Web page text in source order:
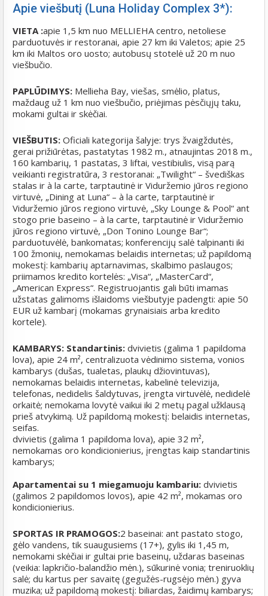
Apie viešbutį (Luna Holiday Complex 3*):
VIETA :apie 1,5 km nuo MELLIEHA centro, netoliese
parduotuvės ir restoranai, apie 27 km iki Valetos; apie 25
km iki Maltos oro uosto; autobusų stotelė už 20 m nuo
viešbučio.
PAPLŪDIMYS: Mellieha Bay, viešas, smėlio, platus,
maždaug už 1 km nuo viešbučio, priėjimas pėsčiųjų taku,
mokami gultai ir skėčiai.
VIEŠBUTIS: Oficiali kategorija šalyje: trys žvaigždutės,
gerai prižiūrėtas, pastatytas 1982 m., atnaujintas 2018 m.,
160 kambarių, 1 pastatas, 3 liftai, vestibiulis, visą parą
veikianti registratūra, 3 restoranai: „Twilight“ – švediškas
stalas ir à la carte, tarptautinė ir Viduržemio jūros regiono
virtuvė, „Dining at Luna“ – à la carte, tarptautinė ir
Viduržemio jūros regiono virtuvė, „Sky Lounge & Pool“ ant
stogo prie baseino – à la carte, tarptautinė ir Viduržemio
jūros regiono virtuvė, „Don Tonino Lounge Bar“;
parduotuvėlė, bankomatas; konferencijų salė talpinanti iki
100 žmonių, nemokamas belaidis internetas; už papildomą
mokestį: kambarių aptarnavimas, skalbimo paslaugos;
priimamos kredito kortelės: „Visa“, „MasterCard“,
„American Express“. Registruojantis gali būti imamas
užstatas galimoms išlaidoms viešbutyje padengti: apie 50
EUR už kambarį (mokamas grynaisiais arba kredito
kortele).
KAMBARYS: Standartinis: dvivietis (galima 1 papildoma
lova), apie 24 m², centralizuota vėdinimo sistema, vonios
kambarys (dušas, tualetas, plaukų džiovintuvas),
nemokamas belaidis internetas, kabelinė televizija,
telefonas, nedidelis šaldytuvas, įrengta virtuvėlė, nedidelė
orkaitė; nemokama lovytė vaikui iki 2 metų pagal užklausą
prieš atvykimą. Už papildomą mokestį: belaidis internetas,
seifas.
dvivietis (galima 1 papildoma lova), apie 32 m²,
nemokamas oro kondicionierius, įrengtas kaip standartinis
kambarys;
Apartamentai su 1 miegamuoju kambariu: dvivietis
(galimos 2 papildomos lovos), apie 42 m², mokamas oro
kondicionierius.
SPORTAS IR PRAMOGOS:2 baseinai: ant pastato stogo,
gėlo vandens, tik suaugusiems (17+), gylis iki 1,45 m,
nemokami skėčiai ir gultai prie baseinų, uždaras baseinas
(veikia: lapkričio-balandžio mėn.), sūkurinė vonia; treniruoklių
salė; du kartus per savaitę (gegužės-rugsėjo mėn.) gyva
muzika; už papildomą mokestį: biliardas, žaidimų kambarys;